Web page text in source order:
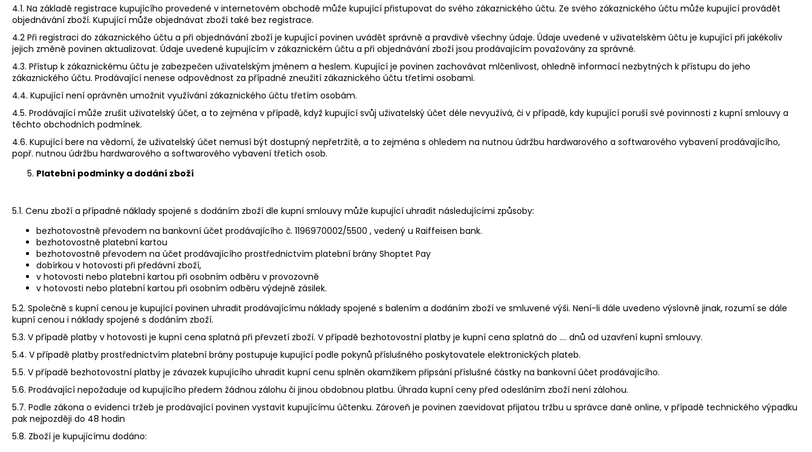
4.1. Na základě registrace kupujícího provedené v internetovém obchodě může kupující přistupovat do svého zákaznického účtu. Ze svého zákaznického účtu může kupující provádět
objednávání zboží. Kupující může objednávat zboží také bez registrace.
4.2 Při registraci do zákaznického účtu a při objednávání zboží je kupující povinen uvádět správně a pravdivě všechny údaje. Údaje uvedené v uživatelském účtu je kupující při jakékoliv
jejich změně povinen aktualizovat. Údaje uvedené kupujícím v zákaznickém účtu a při objednávání zboží jsou prodávajícím považovány za správné.
4.3. Přístup k zákaznickému účtu je zabezpečen uživatelským jménem a heslem. Kupující je povinen zachovávat mlčenlivost, ohledně informací nezbytných k přístupu do jeho
zákaznického účtu. Prodávající nenese odpovědnost za případné zneužití zákaznického účtu třetími osobami.
4.4. Kupující není oprávněn umožnit využívání zákaznického účtu třetím osobám.
4.5. Prodávající může zrušit uživatelský účet, a to zejména v případě, když kupující svůj uživatelský účet déle nevyužívá, či v případě, kdy kupující poruší své povinnosti z kupní smlouvy a
těchto obchodních podmínek.
4.6. Kupující bere na vědomí, že uživatelský účet nemusí být dostupný nepřetržitě, a to zejména s ohledem na nutnou údržbu hardwarového a softwarového vybavení prodávajícího,
popř. nutnou údržbu hardwarového a softwarového vybavení třetích osob.
Platební podmínky a dodání zboží
5.1. Cenu zboží a případné náklady spojené s dodáním zboží dle kupní smlouvy může kupující uhradit následujícími způsoby:
bezhotovostně převodem na bankovní účet prodávajícího č. 1196970002/5500 , vedený u Raiffeisen bank.
bezhotovostně platební kartou
bezhotovostně převodem na účet prodávajícího prostřednictvím platební brány Shoptet Pay
dobírkou v hotovosti při předávní zboží,
v hotovosti nebo platební kartou při osobním odběru v provozovně
v hotovosti nebo platební kartou při osobním odběru výdejně zásilek.
5.2. Společně s kupní cenou je kupující povinen uhradit prodávajícímu náklady spojené s balením a dodáním zboží ve smluvené výši. Není-li dále uvedeno výslovně jinak, rozumí se dále
kupní cenou i náklady spojené s dodáním zboží.
5.3. V případě platby v hotovosti je kupní cena splatná při převzetí zboží. V případě bezhotovostní platby je kupní cena splatná do …. dnů od uzavření kupní smlouvy.
5.4. V případě platby prostřednictvím platební brány postupuje kupující podle pokynů příslušného poskytovatele elektronických plateb.
5.5. V případě bezhotovostní platby je závazek kupujícího uhradit kupní cenu splněn okamžikem připsání příslušné částky na bankovní účet prodávajícího.
5.6. Prodávající nepožaduje od kupujícího předem žádnou zálohu či jinou obdobnou platbu. Úhrada kupní ceny před odesláním zboží není zálohou.
5.7. Podle zákona o evidenci tržeb je prodávající povinen vystavit kupujícímu účtenku. Zároveň je povinen zaevidovat přijatou tržbu u správce daně online, v případě technického výpadku
pak nejpozději do 48 hodin
5.8. Zboží je kupujícímu dodáno: